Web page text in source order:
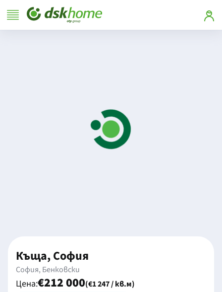
Къща, София
София, Бенковски
Цена:€212 000(€1 247 / кв.м)